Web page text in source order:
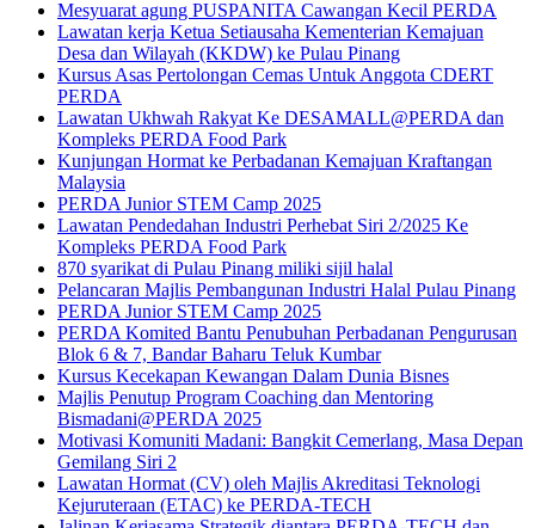
Mesyuarat agung PUSPANITA Cawangan Kecil PERDA
Lawatan kerja Ketua Setiausaha Kementerian Kemajuan
Desa dan Wilayah (KKDW) ke Pulau Pinang
Kursus Asas Pertolongan Cemas Untuk Anggota CDERT
PERDA
Lawatan Ukhwah Rakyat Ke DESAMALL@PERDA dan
Kompleks PERDA Food Park
Kunjungan Hormat ke Perbadanan Kemajuan Kraftangan
Malaysia
PERDA Junior STEM Camp 2025
Lawatan Pendedahan Industri Perhebat Siri 2/2025 Ke
Kompleks PERDA Food Park
870 syarikat di Pulau Pinang miliki sijil halal
Pelancaran Majlis Pembangunan Industri Halal Pulau Pinang
PERDA Junior STEM Camp 2025
PERDA Komited Bantu Penubuhan Perbadanan Pengurusan
Blok 6 & 7, Bandar Baharu Teluk Kumbar
Kursus Kecekapan Kewangan Dalam Dunia Bisnes
Majlis Penutup Program Coaching dan Mentoring
Bismadani@PERDA 2025
Motivasi Komuniti Madani: Bangkit Cemerlang, Masa Depan
Gemilang Siri 2
Lawatan Hormat (CV) oleh Majlis Akreditasi Teknologi
Kejuruteraan (ETAC) ke PERDA-TECH